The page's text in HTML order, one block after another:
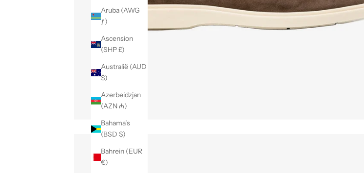
Aruba (AWG
ƒ)
Ascension
(SHP £)
Australië (AUD
$)
Azerbeidzjan
(AZN ₼)
Bahama’s
(BSD $)
Bahrein (EUR
€)